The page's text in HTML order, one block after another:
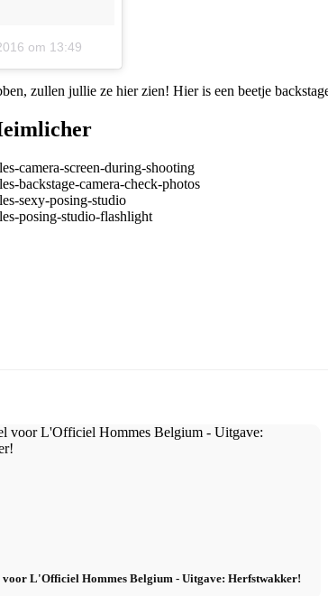
om 13:49
zullen jullie ze hier zien! Hier is een beetje
voor L'Officiel Hommes Belgium - Uitgave: Herfstwakker!